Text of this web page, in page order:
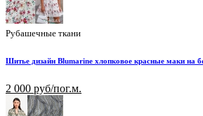
Рубашечные ткани
Шитье дизайн Blumarine хлопковое красные маки на
2 000 руб/пог.м.